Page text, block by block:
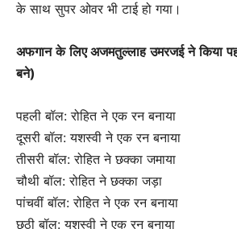
के साथ सुपर ओवर भी टाई हो गया।
अफगान के लिए अजमतुल्लाह उमरजई ने किया
बने)
पहली बॉल: रोहित ने एक रन बनाया
दूसरी बॉल: यशस्वी ने एक रन बनाया
तीसरी बॉल: रोहित ने छक्का जमाया
चौथी बॉल: रोहित ने छक्का जड़ा
पांचवीं बॉल: रोहित ने एक रन बनाया
छठी बॉल: यशस्वी ने एक रन बनाया